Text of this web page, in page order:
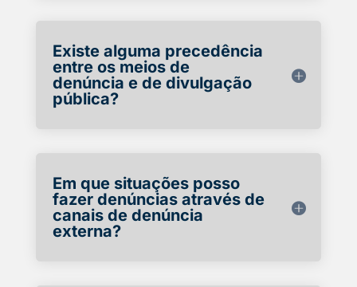
Existe alguma precedência
entre os meios de
denúncia e de divulgação
pública?
Em que situações posso
fazer denúncias através de
canais de denúncia
externa?